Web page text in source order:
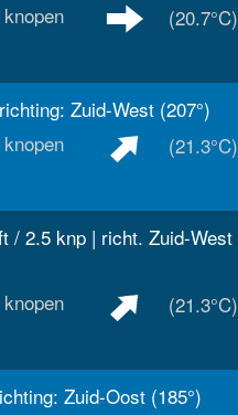
(20.7°C)
Zuid-West (207°)
(21.3°C)
/ 2.5 knp | richt. Zuid-West
(21.3°C)
Zuid-Oost (185°)